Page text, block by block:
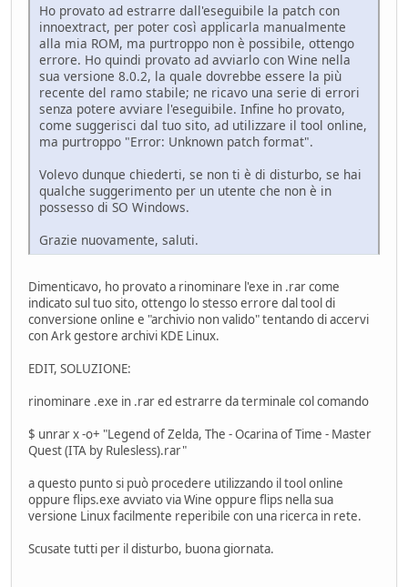
Ho provato ad estrarre dall'eseguibile la patch con
innoextract, per poter così applicarla manualmente
alla mia ROM, ma purtroppo non è possibile, ottengo
errore. Ho quindi provato ad avviarlo con Wine nella
sua versione 8.0.2, la quale dovrebbe essere la più
recente del ramo stabile; ne ricavo una serie di errori
senza potere avviare l'eseguibile. Infine ho provato,
come suggerisci dal tuo sito, ad utilizzare il tool online,
ma purtroppo "Error: Unknown patch format".
Volevo dunque chiederti, se non ti è di disturbo, se hai
qualche suggerimento per un utente che non è in
possesso di SO Windows.
Grazie nuovamente, saluti.
Dimenticavo, ho provato a rinominare l'exe in .rar come
indicato sul tuo sito, ottengo lo stesso errore dal tool di
conversione online e "archivio non valido" tentando di accervi
con Ark gestore archivi KDE Linux.
EDIT, SOLUZIONE:
rinominare .exe in .rar ed estrarre da terminale col comando
$ unrar x -o+ "Legend of Zelda, The - Ocarina of Time - Master
Quest (ITA by Rulesless).rar"
a questo punto si può procedere utilizzando il tool online
oppure flips.exe avviato via Wine oppure flips nella sua
versione Linux facilmente reperibile con una ricerca in rete.
Scusate tutti per il disturbo, buona giornata.